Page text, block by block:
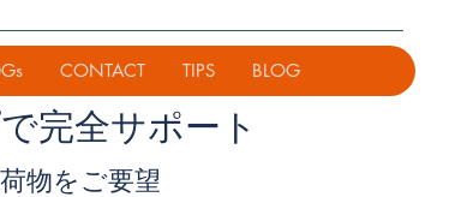
CONTACT TIPS BLOG
完全サポート
物をご要望